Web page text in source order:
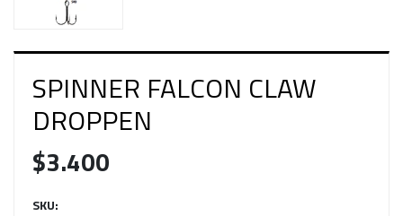
SPINNER FALCON CLAW
DROPPEN
$3.400
SKU: